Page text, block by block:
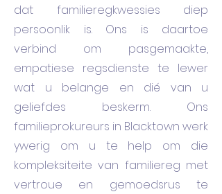
dat familieregkwessies diep
persoonlik is. Ons is daartoe
verbind om pasgemaakte,
empatiese regsdienste te lewer
wat u belange en dié van u
geliefdes beskerm. Ons
familieprokureurs in Blacktown werk
ywerig om u te help om die
kompleksiteite van familiereg met
vertroue en gemoedsrus te